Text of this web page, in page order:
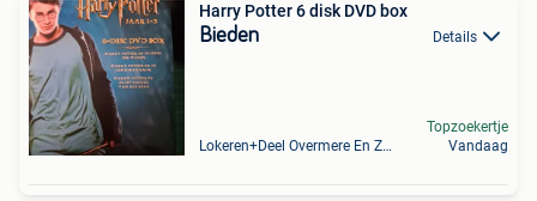
Harry Potter 6 disk DVD box
Bieden Details
Lokeren+Deel Overmere En Zele
Topzoekertje
Vandaag